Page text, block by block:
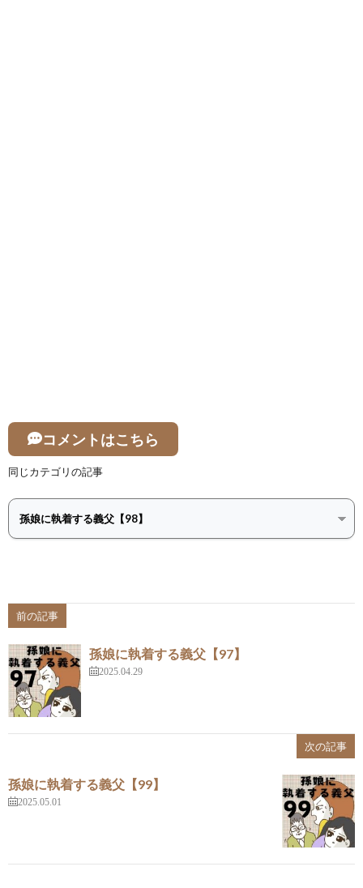
コメントはこちら
同じカテゴリの記事
前の記事
孫娘に執着する義父【97】
2025.04.29
次の記事
孫娘に執着する義父【99】
2025.05.01